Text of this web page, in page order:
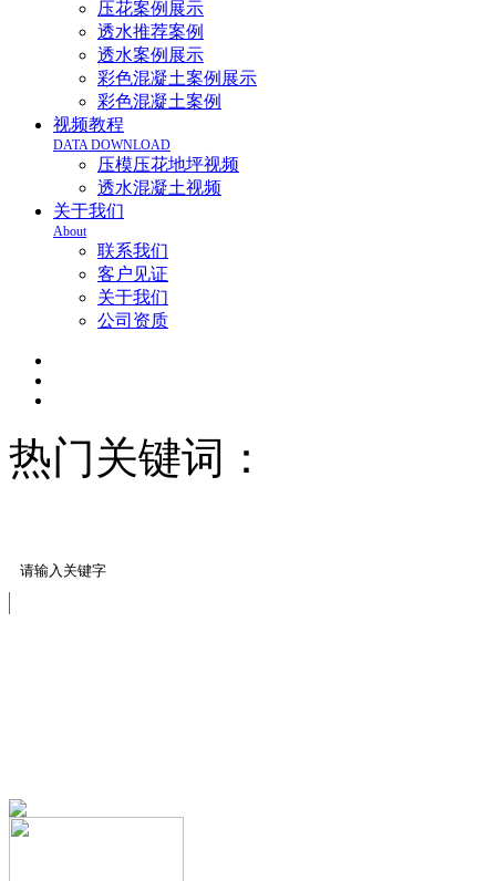
压花案例展示
透水推荐案例
透水案例展示
彩色混凝土案例展示
彩色混凝土案例
视频教程
DATA DOWNLOAD
压模压花地坪视频
透水混凝土视频
关于我们
About
联系我们
客户见证
关于我们
公司资质
热门关键词：